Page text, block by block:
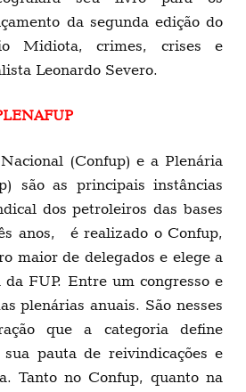
da segunda edição do
Midiota, crimes, crises e
Leonardo Severo.
(Confup) e a Plenária
são as principais instâncias
dos petroleiros das bases
anos, é realizado o Confup,
maior de delegados e elege a
FUP. Entre um congresso e
plenárias anuais. São nesses
que a categoria define
sua pauta de reivindicações e
Tanto no Confup, quanto na